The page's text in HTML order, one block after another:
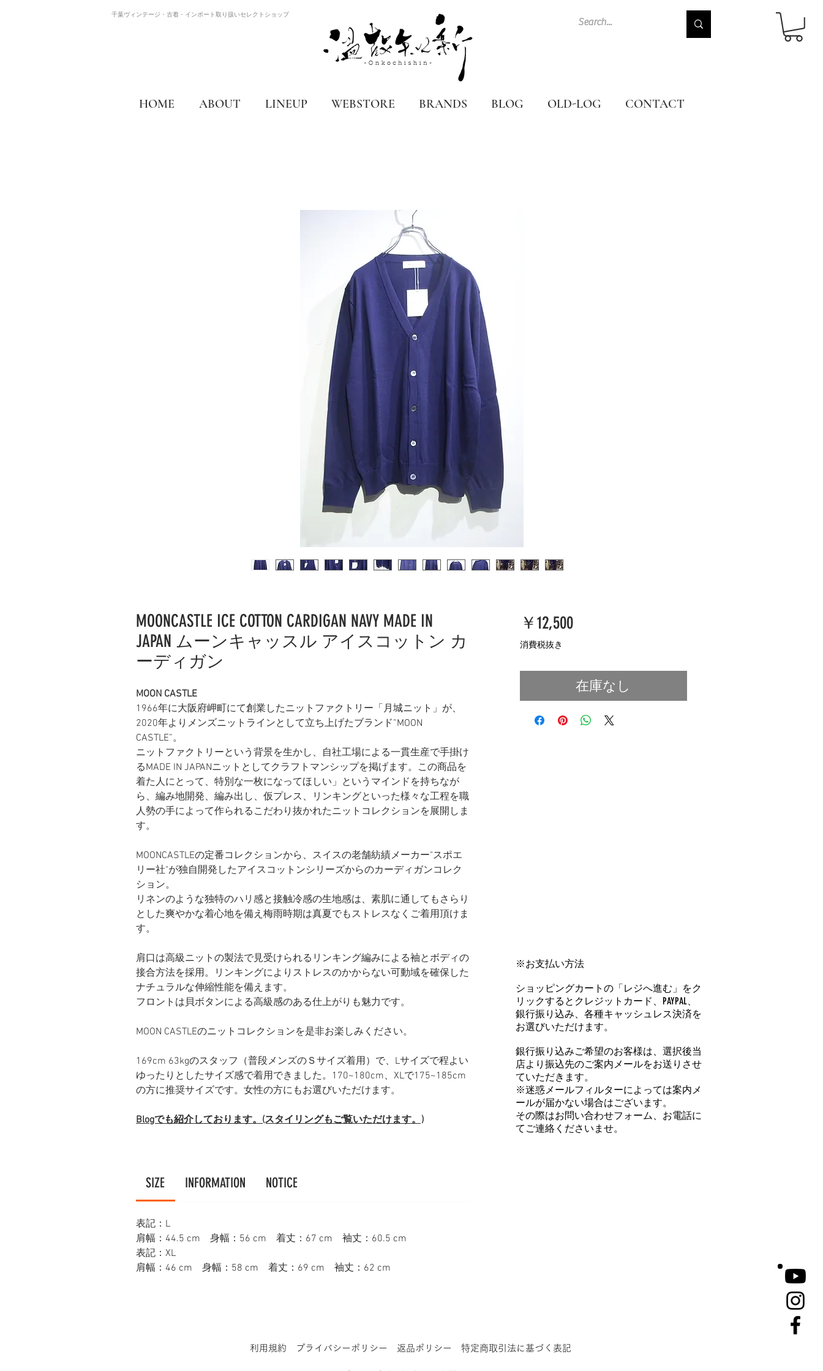
千葉ヴィンテージ・古着・インポート取り扱いセレクトショップ
HOME ABOUT LINEUP WEBSTORE BRANDS BLOG OLD-LOG CONTACT
MOONCASTLE ICE COTTON CARDIGAN NAVY MADE IN
JAPAN ムーンキャッスル アイスコットン カ
ーディガン
MOON CASTLE
1966年に大阪府岬町にて創業したニットファクトリー「月城ニット」が、
2020年よりメンズニットラインとして立ち上げたブランド”MOON
CASTLE”。
ニットファクトリーという背景を生かし、自社工場による一貫生産で手掛け
るMADE IN JAPANニットとしてクラフトマンシップを掲げます。この商品を
着た人にとって、特別な一枚になってほしい」というマインドを持ちなが
ら、編み地開発、編み出し、仮プレス、リンキングといった様々な工程を職
人勢の手によって作られるこだわり抜かれたニットコレクションを展開しま
す。
MOONCASTLEの定番コレクションから、スイスの老舗紡績メーカー"スポエ
リー社"が独自開発したアイスコットンシリーズからのカーディガンコレク
ション。
リネンのような独特のハリ感と接触冷感の生地感は、素肌に通してもさらり
とした爽やかな着心地を備え梅雨時期は真夏でもストレスなくご着用頂けま
す。
肩口は高級ニットの製法で見受けられるリンキング編みによる袖とボディの
接合方法を採用。リンキングによりストレスのかからない可動域を確保した
ナチュラルな伸縮性能を備えます。
フロントは貝ボタンによる高級感のある仕上がりも魅力です。
MOON CASTLEのニットコレクションを是非お楽しみください。
169cm 63kgのスタッフ（普段メンズのＳサイズ着用）で、Lサイズで程よい
ゆったりとしたサイズ感で着用できました。170~180cm、XLで175~185cm
の方に推奨サイズです。女性の方にもお選びいただけます。
Blogでも紹介しております。(スタイリングもご覧いただけます。)
SIZE INFORMATION NOTICE
表記：L
肩幅：44.5 cm 身幅：56 cm 着丈：67 cm 袖丈：60.5 cm
表記：XL
肩幅：46 cm 身幅：58 cm 着丈：69 cm 袖丈：62 cm
￥12,500価
消費税抜き
在庫なし
※お支払い方法
ショッピングカートの「レジへ進む」をク
リックするとクレジットカード、PAYPAL、
銀行振り込み、各種キャッシュレス決済を
お選びいただけます。
銀行振り込みご希望のお客様は、選択後当
店より振込先のご案内メールをお送りさせ
ていただきます。
※迷惑メールフィルターによっては案内メ
ールが届かない場合はございます。
その際はお問い合わせフォーム、お電話に
てご連絡くださいませ。
利用規約 プライバシーポリシー 返品ポリシー 特定商取引法に基づく表記